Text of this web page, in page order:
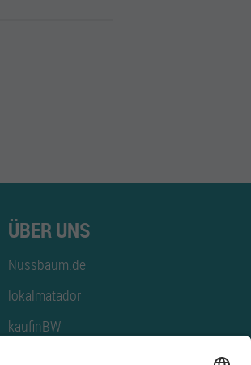
ÜBER UNS
Nussbaum.de
lokalmatador
kaufinBW